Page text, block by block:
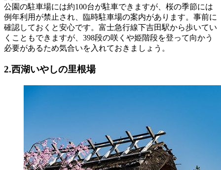
公園の駐車場には約100台が駐車できますが、桜の季節には
例年利用が禁止され、臨時駐車場の案内があります。事前に
確認しておくと安心です。富士急行線下吉田駅から歩いてい
くこともできますが、398段の咲くや姫階段を登って向かう
必要があるため気合いを入れておきましょう。
2.西湖いやしの里根場